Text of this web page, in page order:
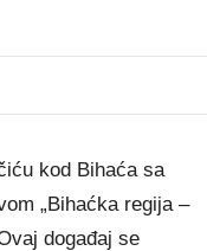
kod Bihaća sa
„Bihaćka regija –
događaj se